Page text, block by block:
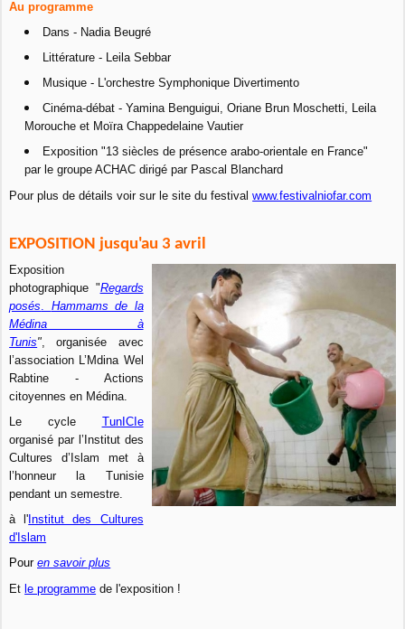
Au programme
Dans - Nadia Beugré
Littérature - Leila Sebbar
Musique - L'orchestre Symphonique Divertimento
Cinéma-débat - Yamina Benguigui, Oriane Brun Moschetti, Leila
Morouche et Moïra Chappedelaine Vautier
Exposition "13 siècles de présence arabo-orientale en France"
par le groupe ACHAC dirigé par Pascal Blanchard
Pour plus de détails voir sur le site du festivalwww.festivalniofar.com
EXPOSITION jusqu'au 3 avril
Exposition
photographique "Regards
posés
Hammams de la
Médina à
Tunis" ,organisée avec
l’association L’Mdina Wel
Rabtine - Actions
citoyennes en Médina.
Le cycle TunICIe
organisé par l’Institut des
Cultures d’Islam met à
l’honneur
la Tunisie
pendant un semestre.
à l' Institut des Cultures
d'Islam
Pour en savoir plus
Etle programme de l'exposition !